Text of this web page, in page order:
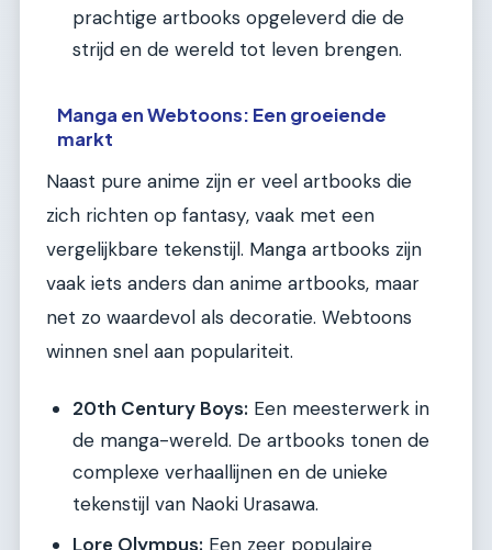
prachtige artbooks opgeleverd die de
strijd en de wereld tot leven brengen.
Manga en Webtoons: Een groeiende
markt
Naast pure anime zijn er veel artbooks die
zich richten op fantasy, vaak met een
vergelijkbare tekenstijl. Manga artbooks zijn
vaak iets anders dan anime artbooks, maar
net zo waardevol als decoratie. Webtoons
winnen snel aan populariteit.
20th Century Boys: Een meesterwerk in
de manga-wereld. De artbooks tonen de
complexe verhaallijnen en de unieke
tekenstijl van Naoki Urasawa.
Lore Olympus: Een zeer populaire